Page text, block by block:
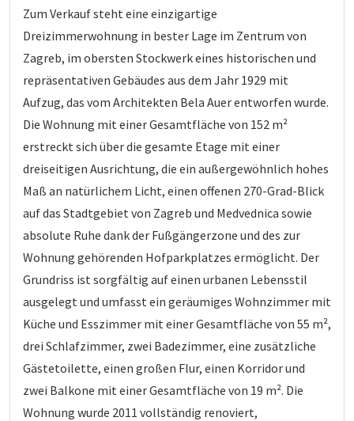
Zum Verkauf steht eine einzigartige
Dreizimmerwohnung in bester Lage im Zentrum von
Zagreb, im obersten Stockwerk eines historischen und
repräsentativen Gebäudes aus dem Jahr 1929 mit
Aufzug, das vom Architekten Bela Auer entworfen wurde.
Die Wohnung mit einer Gesamtfläche von 152 m²
erstreckt sich über die gesamte Etage mit einer
dreiseitigen Ausrichtung, die ein außergewöhnlich hohes
Maß an natürlichem Licht, einen offenen 270-Grad-Blick
auf das Stadtgebiet von Zagreb und Medvednica sowie
absolute Ruhe dank der Fußgängerzone und des zur
Wohnung gehörenden Hofparkplatzes ermöglicht. Der
Grundriss ist sorgfältig auf einen urbanen Lebensstil
ausgelegt und umfasst ein geräumiges Wohnzimmer mit
Küche und Esszimmer mit einer Gesamtfläche von 55 m²,
drei Schlafzimmer, zwei Badezimmer, eine zusätzliche
Gästetoilette, einen großen Flur, einen Korridor und
zwei Balkone mit einer Gesamtfläche von 19 m². Die
Wohnung wurde 2011 vollständig renoviert,